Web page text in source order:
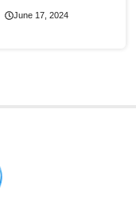
June 17, 2024